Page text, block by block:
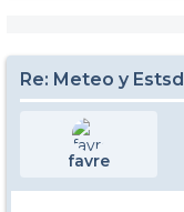
Re: Meteo y
favre